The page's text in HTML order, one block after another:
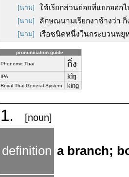
[นาม] ใช้เรียกส่วนย่อยที่แยกออก
[นาม] ลักษณนามเรียกงาช้างว่า กิ่
[นาม] เรือชนิดหนึ่งในกระบวนพยุ
pronunciation guide
Phonemic Thai กิ่ง
IPA kìŋ
Royal Thai General System king
1. [noun]
definition a branch;